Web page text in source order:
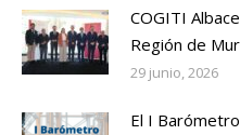
COGITI
Región de
29 junio, 2026
El I